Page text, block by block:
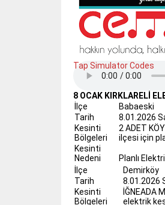
Tap Simulator Codes
8 OCAK KIRKLARELİ
İlçe
Babaeski
Tarih
8.01.2026
Kesinti
Bölgeleri
2 ADET
ilçesi için
Kesinti
Nedeni
Planlı
İlçe
Demirköy
Tarih
8.01.2026
Kesinti
Bölgeleri
İĞNEADA
elektrik